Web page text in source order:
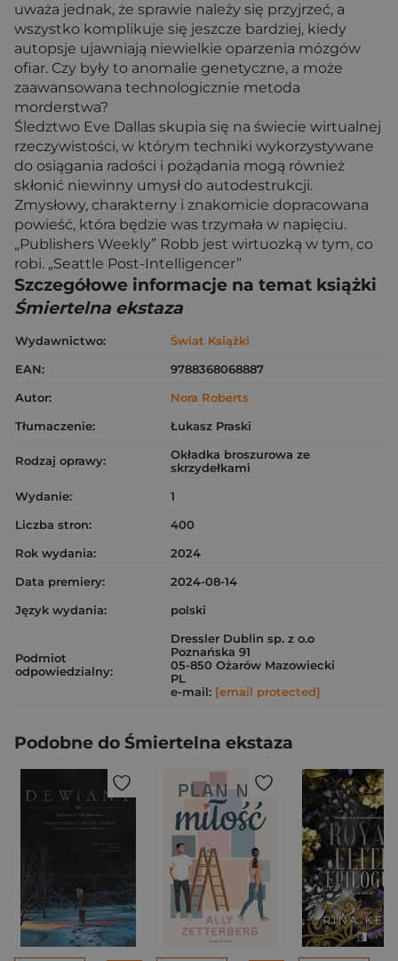
uważa jednak, że sprawie należy się przyjrzeć, a
wszystko komplikuje się jeszcze bardziej, kiedy
autopsje ujawniają niewielkie oparzenia mózgów
ofiar. Czy były to anomalie genetyczne, a może
zaawansowana technologicznie metoda
morderstwa?
Śledztwo Eve Dallas skupia się na świecie wirtualnej
rzeczywistości, w którym techniki wykorzystywane
do osiągania radości i pożądania mogą również
skłonić niewinny umysł do autodestrukcji.
Zmysłowy, charakterny i znakomicie dopracowana
powieść, która będzie was trzymała w napięciu.
„Publishers Weekly” Robb jest wirtuozką w tym, co
robi. „Seattle Post-Intelligencer”
Szczegółowe informacje na temat książki
Śmiertelna ekstaza
Wydawnictwo:
Świat Książki
EAN:
9788368068887
Autor:
Nora Roberts
Tłumaczenie:
Łukasz Praski
Rodzaj oprawy:
Okładka broszurowa ze
skrzydełkami
Wydanie:
1
Liczba stron:
400
Rok wydania:
2024
Data premiery:
2024-08-14
Język wydania:
polski
Podmiot
odpowiedzialny:
Dressler Dublin sp. z o.o
Poznańska 91
05-850 Ożarów Mazowiecki
PL
e-mail: [email protected]
Podobne do Śmiertelna ekstaza